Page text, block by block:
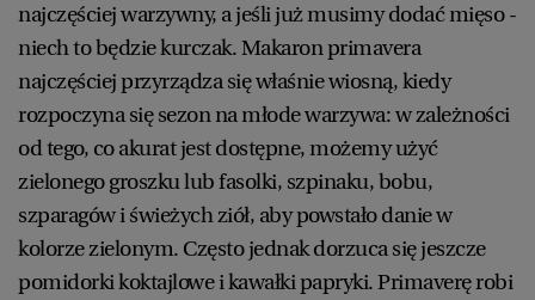
najczęściej warzywny, a jeśli już musimy dodać mięso -
niech to będzie kurczak. Makaron primavera
najczęściej przyrządza się właśnie wiosną, kiedy
rozpoczyna się sezon na młode warzywa: w zależności
od tego, co akurat jest dostępne, możemy użyć
zielonego groszku lub fasolki, szpinaku, bobu,
szparagów i świeżych ziół, aby powstało danie w
kolorze zielonym. Często jednak dorzuca się jeszcze
pomidorki koktajlowe i kawałki papryki. Primaverę robi